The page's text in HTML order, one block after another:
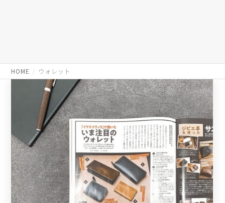
HOME ウォレット